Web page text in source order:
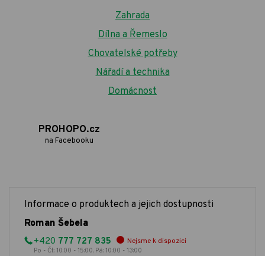
Zahrada
Dílna a Řemeslo
Chovatelské potřeby
Nářadí a technika
Domácnost
PROHOPO.cz
na Facebooku
Informace o produktech a jejich dostupnosti
Roman Šebela
+420 777 727 835 Nejsme k dispozici
Po - Čt: 10:00 - 15:00, Pá: 10:00 - 13:00